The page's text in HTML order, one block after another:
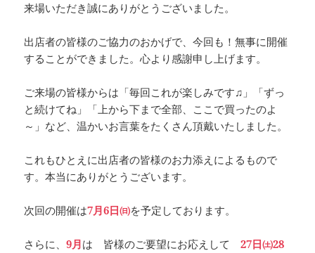
来場いただき誠にありがとうございました。
出店者の皆様のご協力のおかげで、今回も！無事に開催
することができました。心より感謝申し上げます。
ご来場の皆様からは「毎回これが楽しみです♫」「ずっ
と続けてね」「上から下まで全部、ここで買ったのよ
～」など、温かいお言葉をたくさん頂戴いたしました。
これもひとえに出店者の皆様のお力添えによるもので
す。本当にありがとうございます。
次回の開催は7月6日㈰を予定しております。
さらに、9月は 皆様のご要望にお応えして27日㈯28